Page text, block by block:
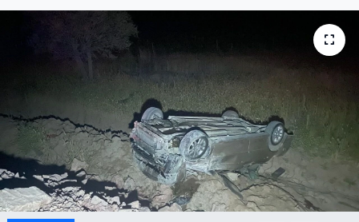
Politika
Uşak